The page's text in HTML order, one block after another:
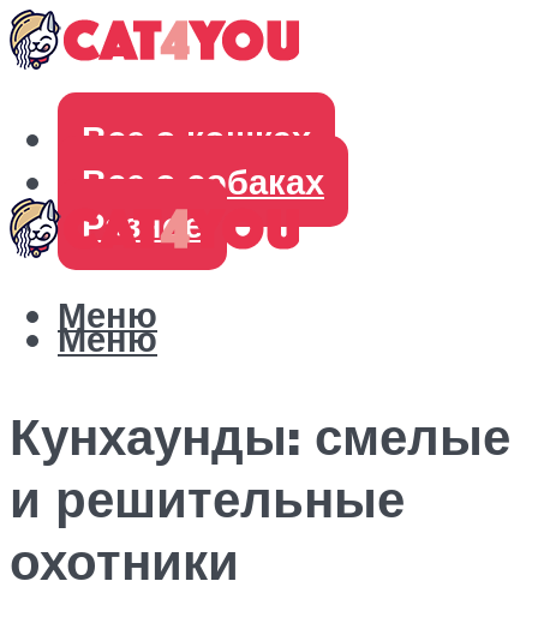
Все о кошках
Все о собаках
Разное
Меню
Меню
Кунхаунды: смелые
и решительные
охотники